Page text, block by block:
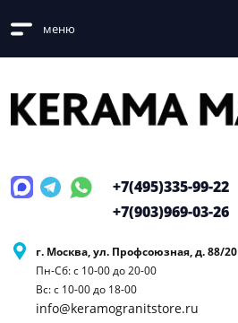
меню
г. Москва, ул. Профсоюзная, д. 88/20
Пн-Сб: с 10-00 до 20-00
Вс: с 10-00 до 18-00
info@keramogranitstore.ru
+7(495)335-99-22
+7(903)969-03-26